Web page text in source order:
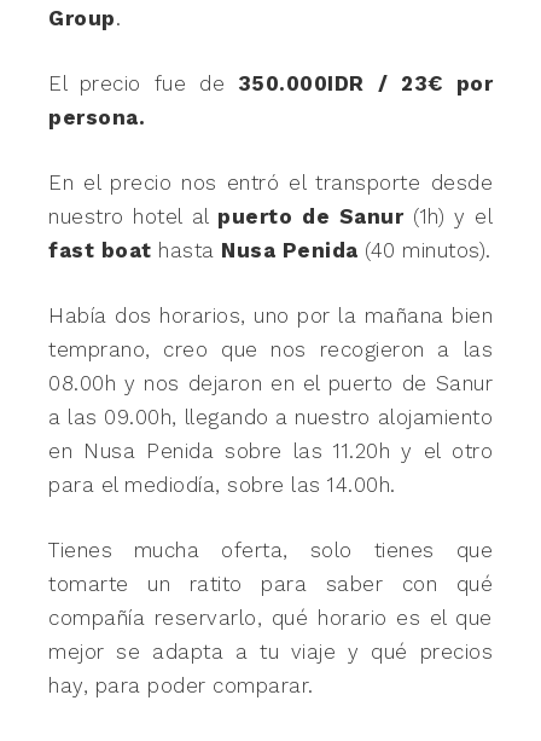
Group.
El precio fue de 350.000IDR / 23€ por
persona.
En el precio nos entró el transporte desde
nuestro hotel al puerto de Sanur(1h) y el
fast boat hasta Nusa Penida (40 minutos).
Había dos horarios, uno por la mañana bien
temprano, creo que nos recogieron a las
08.00h y nos dejaron en el puerto de Sanur
a las 09.00h, llegando a nuestro alojamiento
en Nusa Penida sobre las 11.20h y el otro
para el mediodía, sobre las 14.00h.
Tienes mucha oferta, solo tienes que
tomarte un ratito para saber con qué
compañía reservarlo, qué horario es el que
mejor se adapta a tu viaje y qué precios
hay, para poder comparar.